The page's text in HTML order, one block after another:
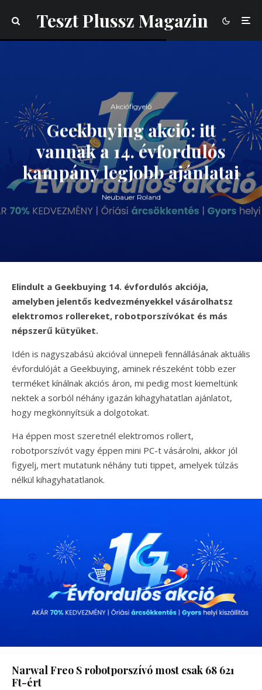
Teszt Plussz Magazin
Akciófigyelő
Geekbuying akció: itt
vannak a 14. évfordulós
kampány legjobb ajánlatai
Neubauer Roland
Elindult a Geekbuying 14. évfordulós akciója,
amelyben jelentős kedvezményekkel vásárolhatsz
elektromos rollereket, robotporszívókat és más
népszerű kütyüket.
Idén is nagyszabású akcióval ünnepeli fennállásának aktuális
évfordulóját a Geekbuying, aminek részeként több ezer
terméket kínálnak akciós áron, mi pedig most kiemeltünk
nektek a sorból néhány igazán kihagyhatatlan ajánlatot,
hogy megkönnyítsük a dolgotokat.
Ha éppen most szeretnél elektromos rollert,
robotporszívót vagy éppen mini PC-t vásárolni, akkor jól
figyelj, mert mutatunk néhány tuti tippet, amelyek túlzás
nélkül kihagyhatatlanok.
Narwal Freo S robotporszívó most csak 68 621
Ft-ért